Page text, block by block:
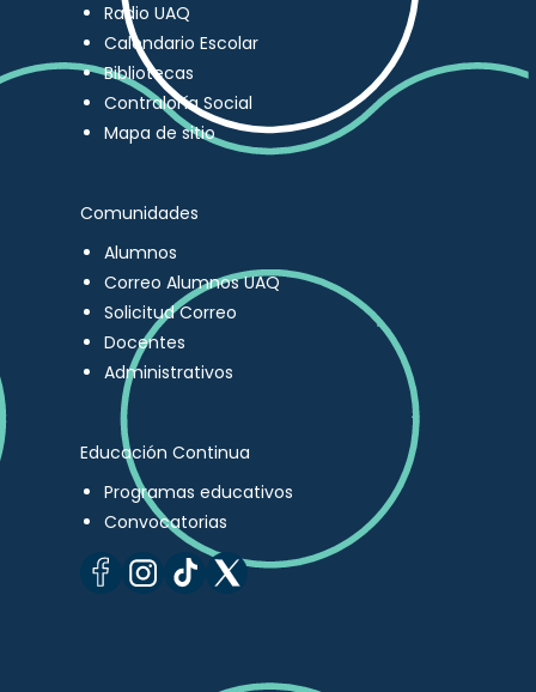
Radio UAQ
Calendario Escolar
Bibliotecas
Contraloría Social
Mapa de sitio
Comunidades
Alumnos
Correo Alumnos UAQ
Solicitud Correo
Docentes
Administrativos
Educación Continua
Programas educativos
Convocatorias